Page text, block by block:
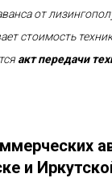
от
стоимость
акт передачи
и